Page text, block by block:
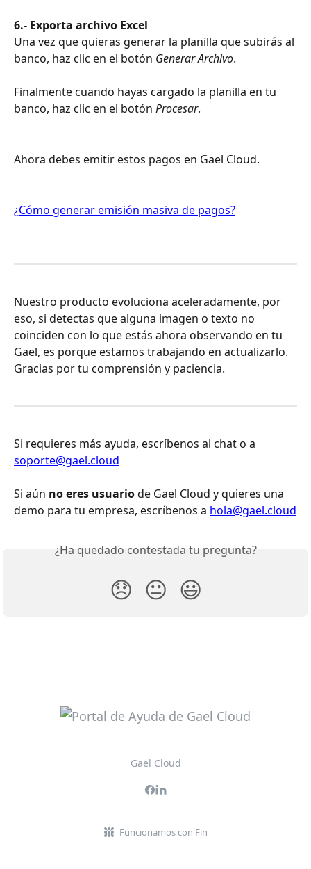
6.- Exporta archivo Excel
Una vez que quieras generar la planilla que subirás al
banco, haz clic en el botón Generar Archivo.
Finalmente cuando hayas cargado la planilla en tu
banco, haz clic en el botón Procesar.
Ahora debes emitir estos pagos en Gael Cloud.
¿Cómo generar emisión masiva de pagos?
Nuestro producto evoluciona aceleradamente, por
eso, si detectas que alguna imagen o texto no
coinciden con lo que estás ahora observando en tu
Gael, es porque estamos trabajando en actualizarlo.
Gracias por tu comprensión y paciencia.
Si requieres más ayuda, escríbenos al chat o a
soporte@gael.cloud
Si aún no eres usuario de Gael Cloud y quieres una
demo para tu empresa, escríbenos a hola@gael.cloud
¿Ha quedado contestada tu pregunta?
😞 😐 😃
Gael Cloud
Funcionamos con Fin